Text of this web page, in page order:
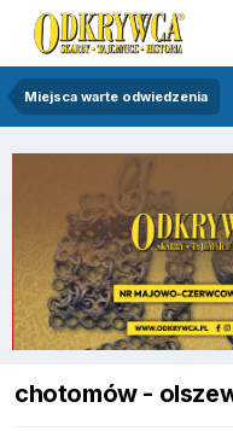
Miejsca warte odwiedzenia
chotomów -